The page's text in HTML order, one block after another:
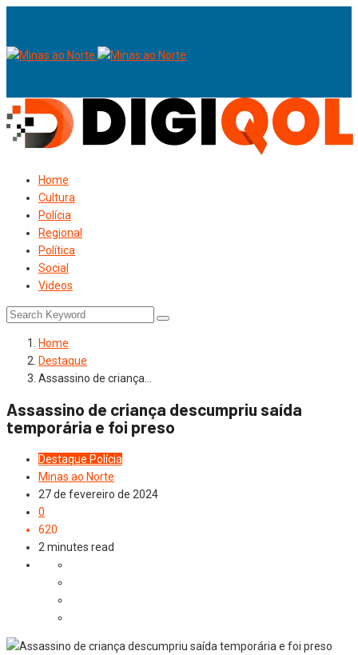
Home
Cultura
Polícia
Regional
Política
Social
Videos
Home
Destaque
Assassino de criança…
Assassino de criança descumpriu saída
temporária e foi preso
Destaque Polícia
Minas ao Norte
27 de fevereiro de 2024
0
620
2 minutes read